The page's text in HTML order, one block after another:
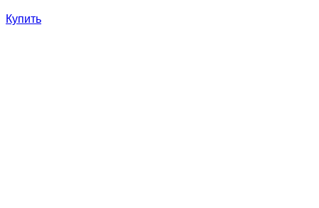
Купить